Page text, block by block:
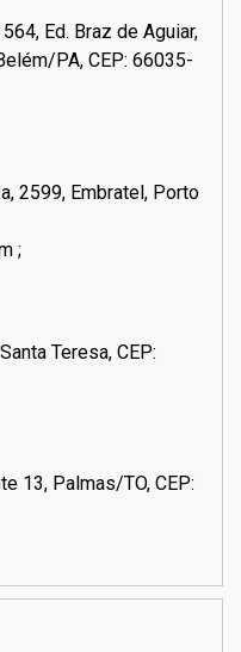
Ed. Braz de Aguiar,
PA, CEP: 66035-
2599, Embratel, Porto
;
Teresa, CEP:
13, Palmas/TO, CEP: